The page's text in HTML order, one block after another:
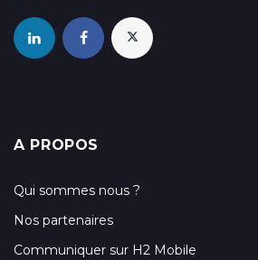
A PROPOS
Qui sommes nous ?
Nos partenaires
Communiquer sur H2 Mobile